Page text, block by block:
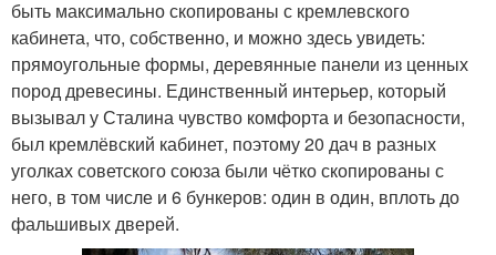
быть максимально скопированы с кремлевского
кабинета, что, собственно, и можно здесь увидеть:
прямоугольные формы, деревянные панели из ценных
пород древесины. Единственный интерьер, который
вызывал у Сталина чувство комфорта и безопасности,
был кремлёвский кабинет, поэтому 20 дач в разных
уголках советского союза были чётко скопированы с
него, в том числе и 6 бункеров: один в один, вплоть до
фальшивых дверей.